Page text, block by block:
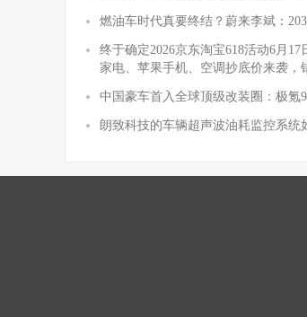
燃油车时代真要终结？蔚来李斌：
终于确定2026京东淘宝618活动6月
家电、苹果手机、空调抄底价来袭，
中国豪车首入全球顶级改装圈：极氪
朗致科技的车辆超声波油耗监控系统